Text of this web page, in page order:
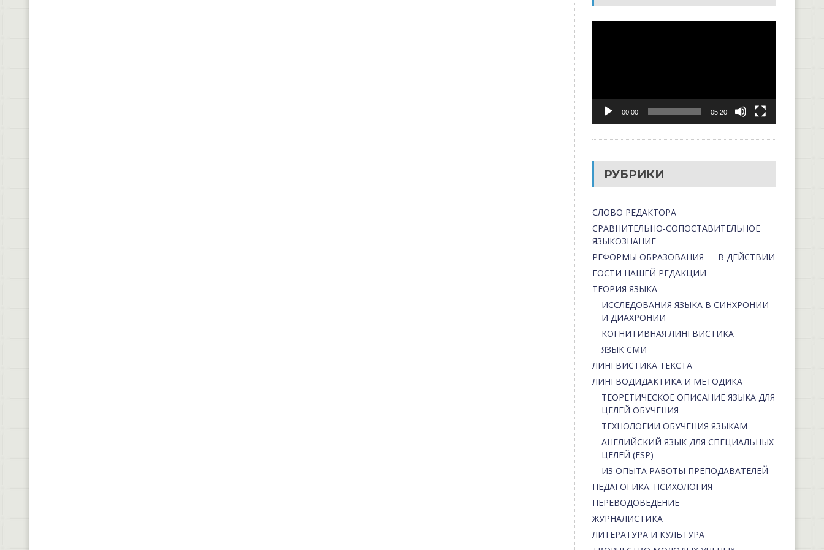
00:00 05:20
РУБРИКИ
СЛОВО РЕДАКТОРА
СРАВНИТЕЛЬНО-СОПОСТАВИТЕЛЬНОЕ
ЯЗЫКОЗНАНИЕ
РЕФОРМЫ ОБРАЗОВАНИЯ — В ДЕЙСТВИИ
ГОСТИ НАШЕЙ РЕДАКЦИИ
ТЕОРИЯ ЯЗЫКА
ИССЛЕДОВАНИЯ ЯЗЫКА В СИНХРОНИИ
И ДИАХРОНИИ
КОГНИТИВНАЯ ЛИНГВИСТИКА
ЯЗЫК СМИ
ЛИНГВИСТИКА ТЕКСТА
ЛИНГВОДИДАКТИКА И МЕТОДИКА
ТЕОРЕТИЧЕСКОЕ ОПИСАНИЕ ЯЗЫКА ДЛЯ
ЦЕЛЕЙ ОБУЧЕНИЯ
ТЕХНОЛОГИИ ОБУЧЕНИЯ ЯЗЫКАМ
АНГЛИЙСКИЙ ЯЗЫК ДЛЯ СПЕЦИАЛЬНЫХ
ЦЕЛЕЙ (ESP)
ИЗ ОПЫТА РАБОТЫ ПРЕПОДАВАТЕЛЕЙ
ПЕДАГОГИКА. ПСИХОЛОГИЯ
ПЕРЕВОДОВЕДЕНИЕ
ЖУРНАЛИСТИКА
ЛИТЕРАТУРА И КУЛЬТУРА